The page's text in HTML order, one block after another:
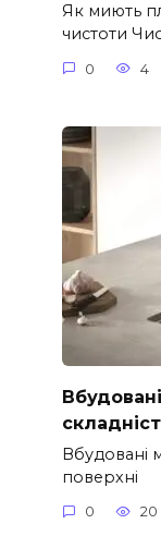
Як миють
чистоти
0 4
Вбудовані
поверхні
0 20